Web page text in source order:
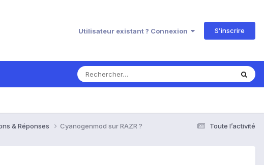
Utilisateur existant ? Connexion S’inscrire
Toute l’activité
& Réponses Cyanogenmod sur RAZR ?